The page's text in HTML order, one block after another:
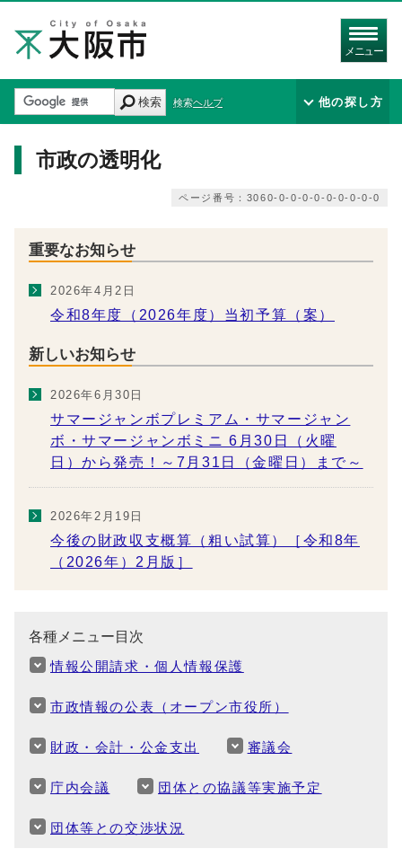
メニュー
検索 検索ヘルプ 他の探し方
市政の透明化
ページ番号：3060-0-0-0-0-0-0-0-0-0
重要なお知らせ
2026年4月2日
令和8年度（2026年度）当初予算（案）
新しいお知らせ
2026年6月30日
サマージャンボプレミアム・サマージャン
ボ・サマージャンボミニ 6月30日（火曜
日）から発売！～7月31日（金曜日）まで～
2026年2月19日
今後の財政収支概算（粗い試算）［令和8年
（2026年）2月版］
各種メニュー目次
情報公開請求・個人情報保護
市政情報の公表（オープン市役所）
財政・会計・公金支出 審議会
庁内会議 団体との協議等実施予定
団体等との交渉状況